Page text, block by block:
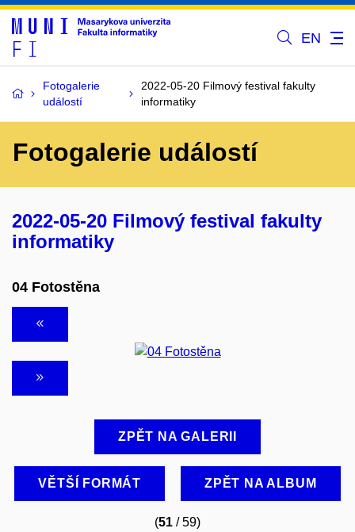
EN
Fotogalerie
událostí
2022-05-20 Filmový festival fakulty
informatiky
Fotogalerie událostí
2022-05-20 Filmový festival fakulty
informatiky
04 Fotostěna
ZPĚT NA GALERII
VĚTŠÍ FORMÁT ZPĚT NA ALBUM
(51 / 59)